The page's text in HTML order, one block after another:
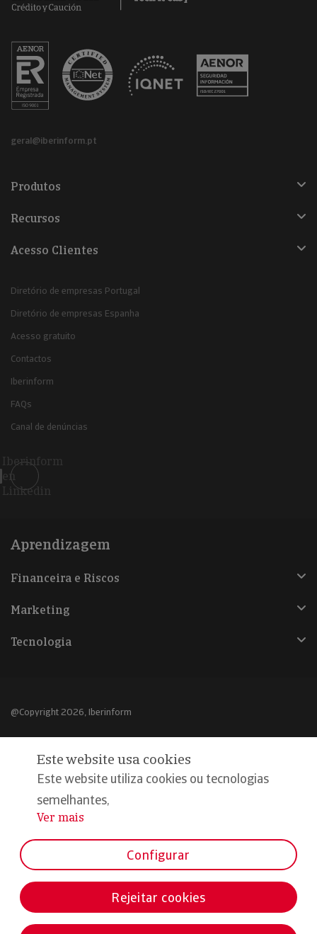
geral@iberinform.pt
Produtos
Recursos
Acesso Clientes
Diretório de empresas Portugal
Diretório de empresas Espanha
Acesso gratuito
Contactos
Iberinform
FAQs
Canal de denúncias
Iberinform
en
Linkedin
Aprendizagem
Financeira e Riscos
Marketing
Tecnologia
@Copyright 2026, Iberinform
Declaração de privacidade
Compromisso qualidade e segurança
Este website usa cookies
Este website utiliza cookies ou tecnologias
semelhantes,
...
Ver mais
Configurar
Rejeitar cookies